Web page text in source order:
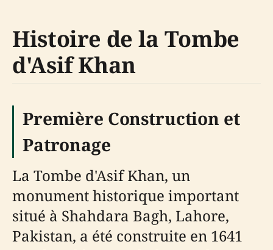
Histoire de la Tombe
d'Asif Khan
Première Construction et
Patronage
La Tombe d'Asif Khan, un
monument historique important
situé à Shahdara Bagh, Lahore,
Pakistan, a été construite en 1641